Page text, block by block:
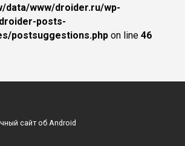
data/www/droider.ru/wp-
posts-
postsuggestions.php on line 46
сайт об Android